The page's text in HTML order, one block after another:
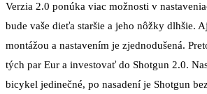
Verzia 2.0 ponúka viac možnosti v
bude vaše dieťa staršie a jeho nôžky dlhšie.
montážou a nastavením je zjednodušená.
tých par Eur a investovať do Shotgun 2.0.
bicykel jedinečné, po nasadení je Shotgun